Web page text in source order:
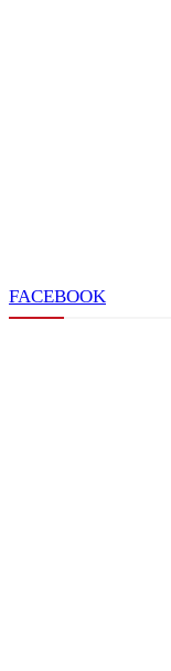
FACEBOOK